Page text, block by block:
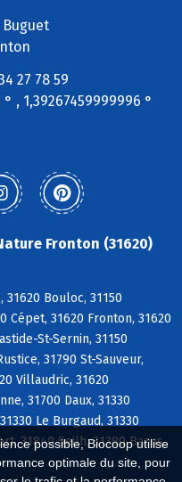
possible, Biocoop utilise
optimale du site, pour
27 78 59
° , 1,39267459999996 °
Fronton (31620)
Bouloc, 31150
Cépet, 31620 Fronton, 31620
St-Sernin, 31150
31790 St-Sauveur,
Villaudric, 31620
31700 Daux, 31330
Le Burgaud, 31330
31840 Seilh, 31380 Bazus,